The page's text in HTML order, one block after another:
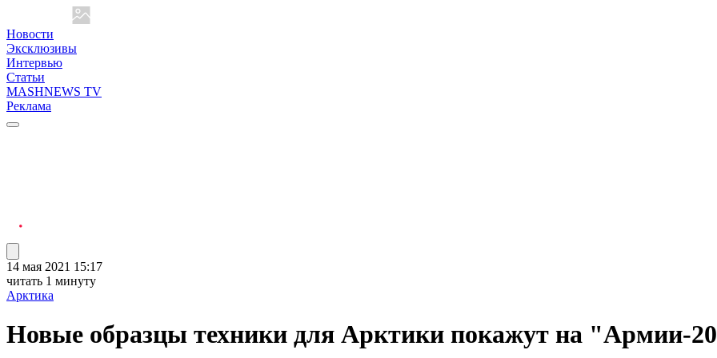
Новости
Эксклюзивы
Интервью
Статьи
MASHNEWS TV
Реклама
14 мая 2021 15:17
читать 1 минуту
Арктика
Новые образцы техники для Арктики покажут на "Армии-